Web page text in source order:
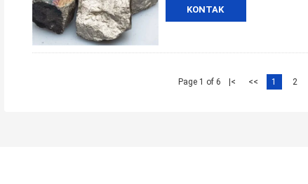
KONTAK
Page 1 of 6 |< << 1 2